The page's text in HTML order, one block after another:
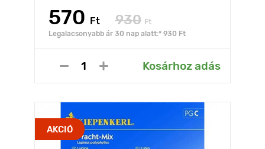
570 Ft 930 Ft
Legalacsonyabb ár 30 nap alatt:* 930 Ft
Kosárhoz adás
AKCIÓ